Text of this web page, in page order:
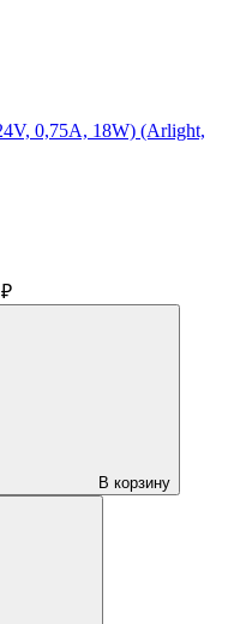
0,75A, 18W) (Arlight,
₽
В корзину